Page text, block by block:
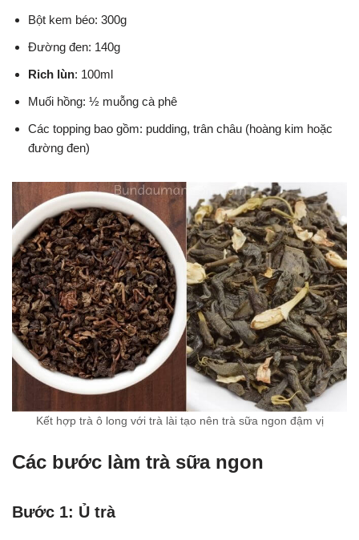
Bột kem béo: 300g
Đường đen: 140g
Rich lùn: 100ml
Muối hồng: ½ muỗng cà phê
Các topping bao gồm: pudding, trân châu (hoàng kim hoặc
đường đen)
Kết hợp trà ô long với trà lài tạo nên trà sữa ngon đậm vị
Các bước làm trà sữa ngon
Bước 1: Ủ trà